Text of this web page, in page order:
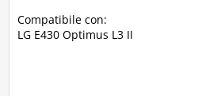
Compatibile con:
LG E430 Optimus L3 II